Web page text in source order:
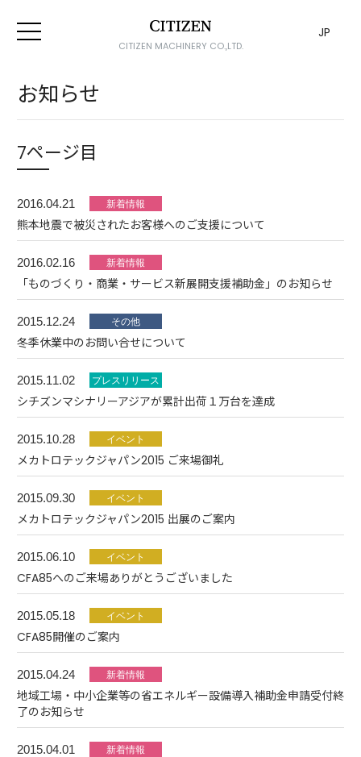
CITIZEN MACHINERY CO.,LTD.
JP
お知らせ
7ページ目
2016.04.21
熊本地震で被災されたお客様へのご支援について
2016.02.16
「ものづくり・商業・サービス新展開支援補助金」のお知らせ
2015.12.24
冬季休業中のお問い合せについて
2015.11.02
シチズンマシナリーアジアが累計出荷１万台を達成
2015.10.28
メカトロテックジャパン2015 ご来場御礼
2015.09.30
メカトロテックジャパン2015 出展のご案内
2015.06.10
CFA85へのご来場ありがとうございました
2015.05.18
CFA85開催のご案内
2015.04.24
地域工場・中小企業等の省エネルギー設備導入補助金申請受付終
了のお知らせ
2015.04.01